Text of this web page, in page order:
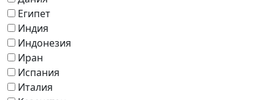
Египет
Индия
Индонезия
Иран
Испания
Италия